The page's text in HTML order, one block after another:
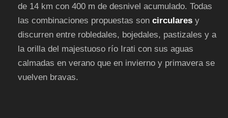
de 14 km con 400 m de desnivel acumulado. Todas
las combinaciones propuestas son circulares y
discurren entre robledales, bojedales, pastizales y a
la orilla del majestuoso río Irati con sus aguas
calmadas en verano que en invierno y primavera se
vuelven bravas.